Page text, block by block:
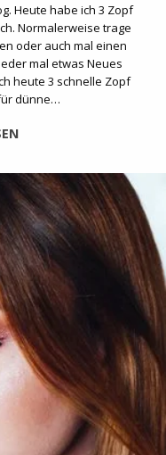
Heute habe ich 3 Zopf
Normalerweise trage
oder auch mal einen
mal etwas Neues
heute 3 schnelle Zopf
dünne…